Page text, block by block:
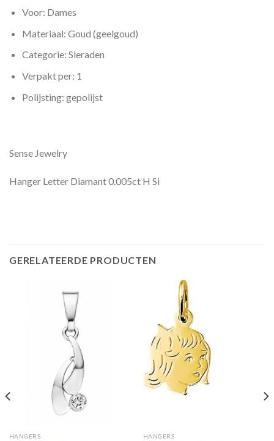
Voor: Dames
Materiaal: Goud (geelgoud)
Categorie: Sieraden
Verpakt per: 1
Polijsting: gepolijst
Sense Jewelry
Hanger Letter Diamant 0.005ct H Si
GERELATEERDE PRODUCTEN
HANGERS HANGERS